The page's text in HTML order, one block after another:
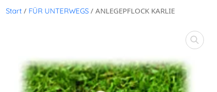
Start / FÜR UNTERWEGS / ANLEGEPFLOCK KARLIE